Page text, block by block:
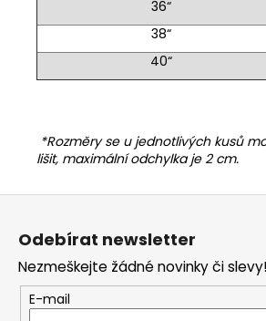
36“
38“
40“
*Rozměry se u jednotlivých kusů
lišit, maximální odchylka je 2 cm.
Odebírat newsletter
Nezmeškejte žádné novinky či slevy!
E-mail